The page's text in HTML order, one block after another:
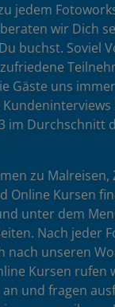
jedem
wir Dich
buchst. Soviel
Gäste uns
im Durchschnitt
zu Malreisen,
Online Kursen
unter dem
Nach jeder
nach unseren
Kursen rufen
und fragen